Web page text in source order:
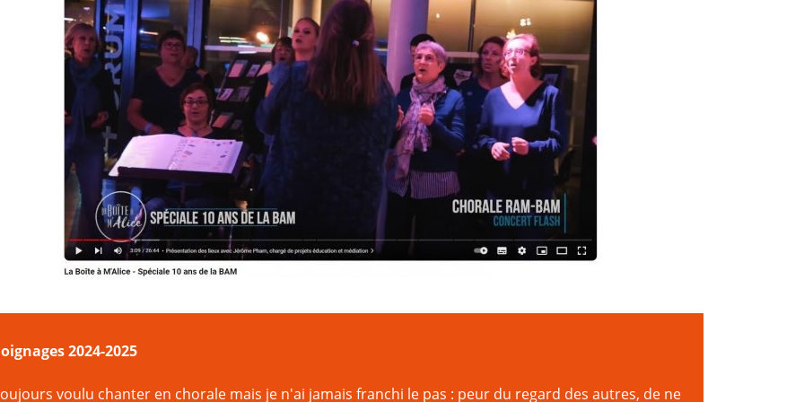
2024-2025
voulu chanter en chorale mais je n'ai jamais franchi le pas : peur du regard des autres, de ne